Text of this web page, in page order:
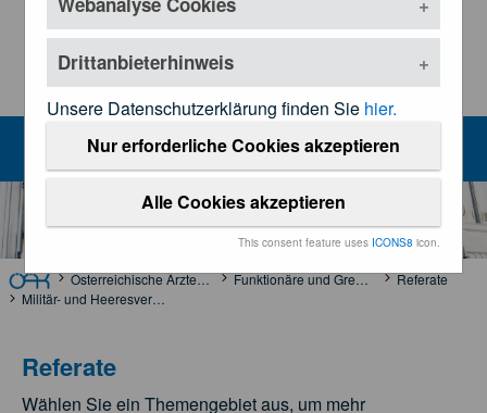
Drittanbieterhinweis
Unsere Datenschutzerklärung finden Sie hier.
Nur erforderliche Cookies akzeptieren
Alle Cookies akzeptieren
This consent feature uses ICONS8 icon.
Referate
MENU
Österreichische Ärztekammer Funktionäre und Gremien
Referate
Militär- und Heeresvertragsärzte
Referate
Wählen Sie ein Themengebiet aus, um mehr